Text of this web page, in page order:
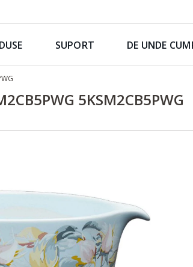
SUPORT DE UNDE
5KSM2CB5PWG